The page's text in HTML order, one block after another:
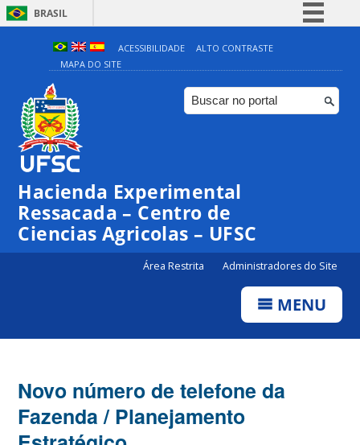
BRASIL
Simplifique!
Comunica BR
Participe
ACESSIBILIDADE
ALTO CONTRASTE
MAPA DO SITE
Hacienda Experimental
Ressacada – Centro de
Ciencias Agricolas – UFSC
Área Restrita Administradores do Site
MENU
Novo número de telefone da
Fazenda / Planejamento